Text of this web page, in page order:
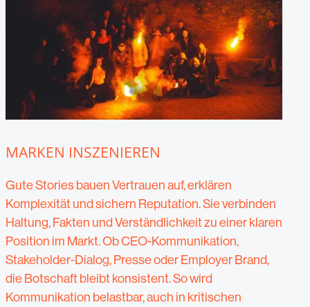
MARKEN INSZENIEREN
Gute Stories bauen Vertrauen auf, erklären
Komplexität und sichern Reputation. Sie verbinden
Haltung, Fakten und Verständlichkeit zu einer klaren
Position im Markt. Ob CEO-Kommunikation,
Stakeholder-Dialog, Presse oder Employer Brand,
die Botschaft bleibt konsistent. So wird
Kommunikation belastbar, auch in kritischen